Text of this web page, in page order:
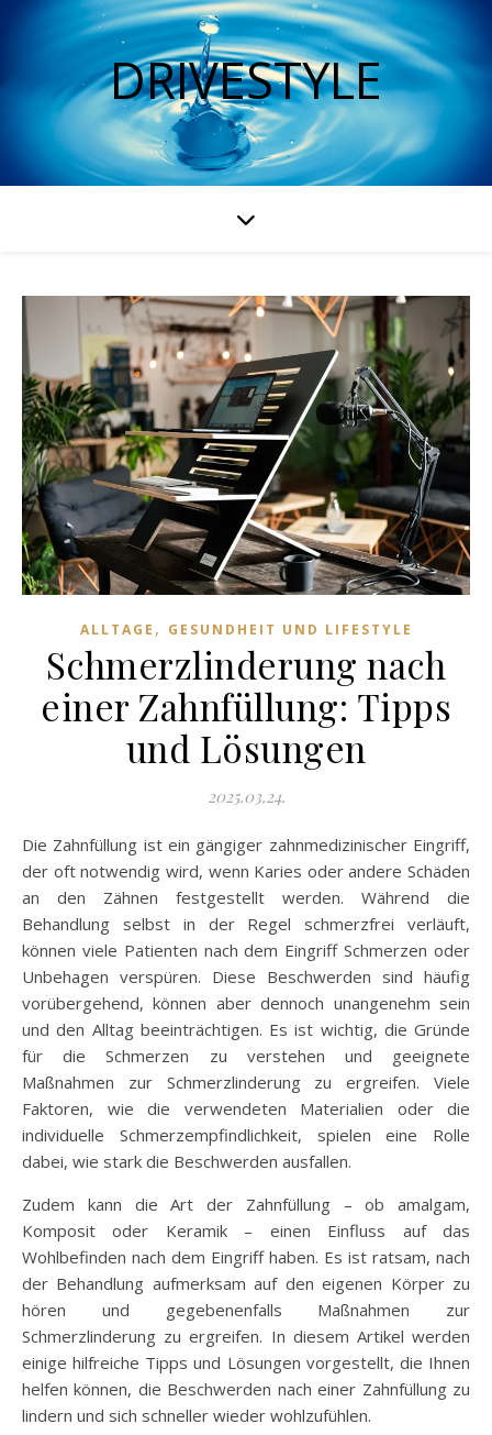
DRIVESTYLE
ALLTAGE , GESUNDHEIT UND LIFESTYLE
Schmerzlinderung nach
einer Zahnfüllung: Tipps
und Lösungen
2025.03.24.
Die Zahnfüllung ist ein gängiger zahnmedizinischer Eingriff,
der oft notwendig wird, wenn Karies oder andere Schäden
an den Zähnen festgestellt werden. Während die
Behandlung selbst in der Regel schmerzfrei verläuft,
können viele Patienten nach dem Eingriff Schmerzen oder
Unbehagen verspüren. Diese Beschwerden sind häufig
vorübergehend, können aber dennoch unangenehm sein
und den Alltag beeinträchtigen. Es ist wichtig, die Gründe
für die Schmerzen zu verstehen und geeignete
Maßnahmen zur Schmerzlinderung zu ergreifen. Viele
Faktoren, wie die verwendeten Materialien oder die
individuelle Schmerzempfindlichkeit, spielen eine Rolle
dabei, wie stark die Beschwerden ausfallen.
Zudem kann die Art der Zahnfüllung – ob amalgam,
Komposit oder Keramik – einen Einfluss auf das
Wohlbefinden nach dem Eingriff haben. Es ist ratsam, nach
der Behandlung aufmerksam auf den eigenen Körper zu
hören und gegebenenfalls Maßnahmen zur
Schmerzlinderung zu ergreifen. In diesem Artikel werden
einige hilfreiche Tipps und Lösungen vorgestellt, die Ihnen
helfen können, die Beschwerden nach einer Zahnfüllung zu
lindern und sich schneller wieder wohlzufühlen.